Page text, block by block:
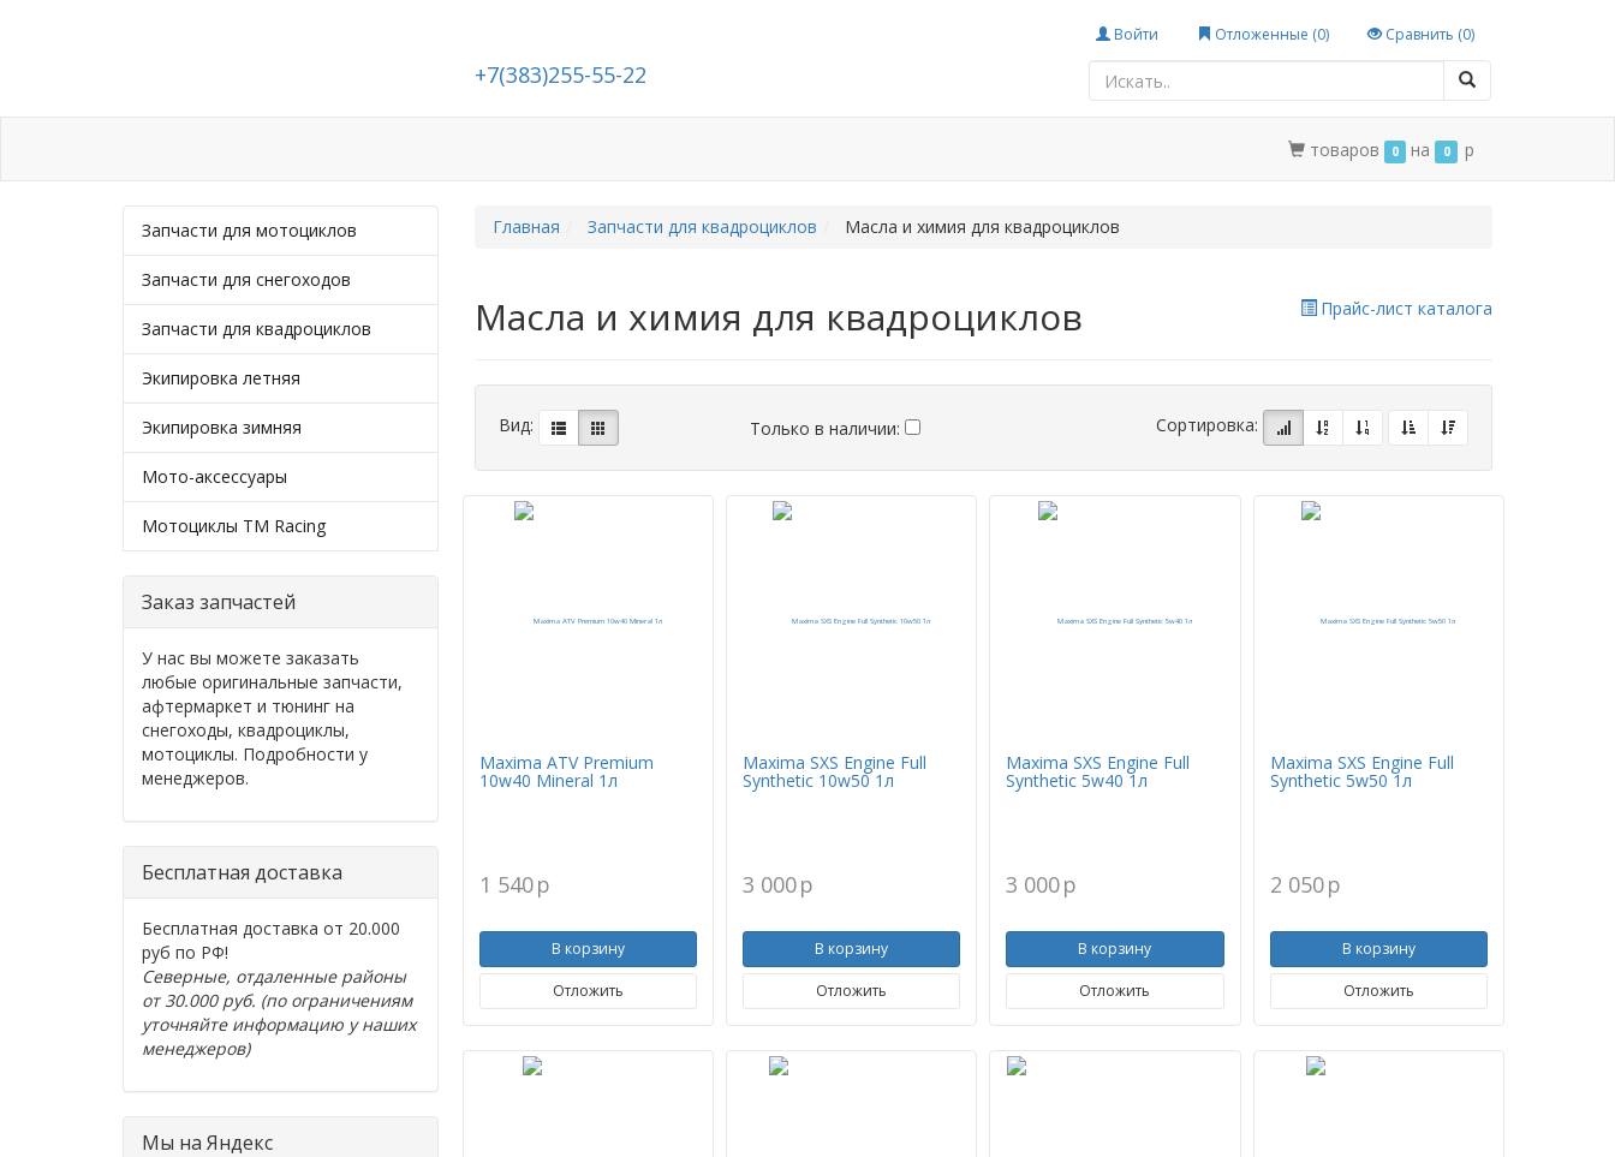
Войти Отложенные (0) Сравнить (0)
+7(383)255-55-22
товаров 0 на 0 p
Запчасти для мотоциклов
Запчасти для снегоходов
Запчасти для квадроциклов
Экипировка летняя
Экипировка зимняя
Мото-аксессуары
Мотоциклы TM Racing
Заказ запчастей
У нас вы можете заказать
любые оригинальные запчасти,
афтермаркет и тюнинг на
снегоходы, квадроциклы,
мотоциклы. Подробности у
менеджеров.
Бесплатная доставка
Бесплатная доставка от 20.000
руб по РФ!
Северные, отдаленные районы
от 30.000 руб. (по ограничениям
уточняйте информацию у наших
менеджеров)
Мы на Яндекс
Главная Запчасти для квадроциклов Масла и химия для квадроциклов
Прайс-лист каталога
Масла и химия для квадроциклов
Вид: Только в наличии: Сортировка:
Maxima ATV Premium
10w40 Mineral 1л
1 540p
В корзину
Отложить
Maxima SXS Engine Full
Synthetic 10w50 1л
3 000p
В корзину
Отложить
Maxima SXS Engine Full
Synthetic 5w40 1л
3 000p
В корзину
Отложить
Maxima SXS Engine Full
Synthetic 5w50 1л
2 050p
В корзину
Отложить